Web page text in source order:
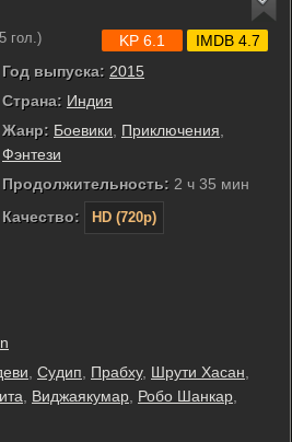
гол.)
Год выпуска: 2015
Страна: Индия
Жанр: Боевики Приключения
Фэнтези
Продолжительность: 2 ч 35 мин
Качество:
HD (720p)
KP 6.1 IMDB 4.7
, Судип, Прабху, Шрути Хасан,
, Виджаякумар, Робо Шанкар,